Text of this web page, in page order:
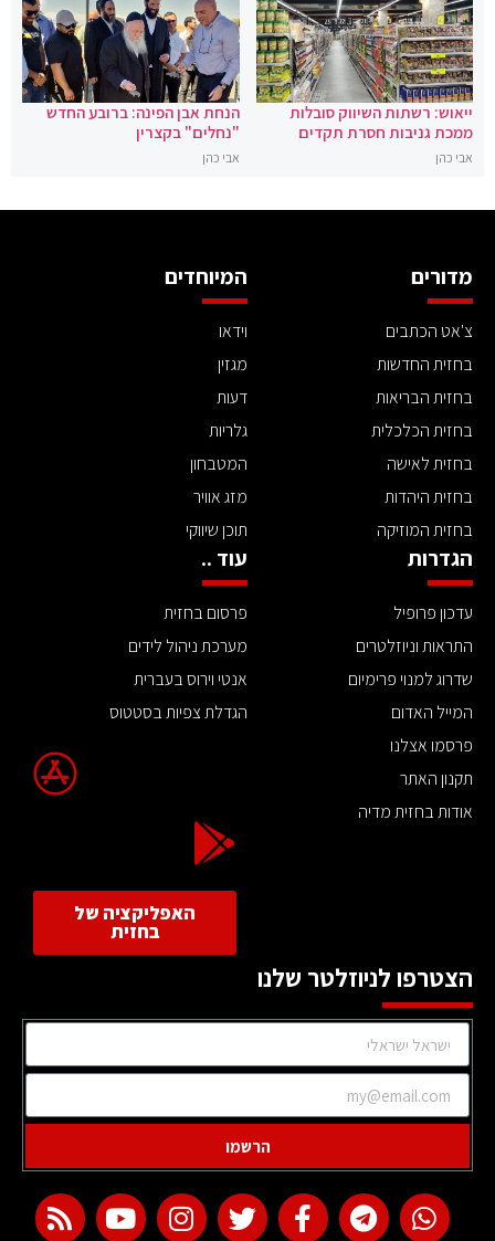
ייאוש: רשתות השיווק סובלות
ממכת גניבות חסרת תקדים
אבי כהן
הנחת אבן הפינה: ברובע החדש
"נחלים" בקצרין
אבי כהן
מדורים
צ'אט הכתבים
בחזית החדשות
בחזית הבריאות
בחזית הכלכלית
בחזית לאישה
בחזית היהדות
בחזית המוזיקה
המיוחדים
וידאו
מגזין
דעות
גלריות
המטבחון
מזג אוויר
תוכן שיווקי
הגדרות
עדכון פרופיל
התראות וניוזלטרים
שדרוג למנוי פרימיום
המייל האדום
פרסמו אצלנו
תקנון האתר
אודות בחזית מדיה
עוד ..
פרסום בחזית
מערכת ניהול לידים
אנטי וירוס בעברית
הגדלת צפיות בסטטוס
האפליקציה של
בחזית
הצטרפו לניוזלטר שלנו
הרשמו